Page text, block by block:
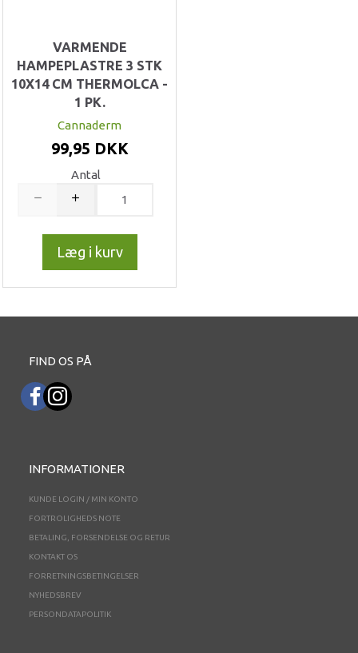
VARMENDE
HAMPEPLASTRE 3 STK
10X14 CM THERMOLCA -
1 PK.
Cannaderm
99,95 DKK
Antal
Læg i kurv
FIND OS PÅ
INFORMATIONER
KUNDE LOGIN / MIN KONTO
FORTROLIGHEDS NOTE
BETALING, FORSENDELSE OG RETUR
KONTAKT OS
FORRETNINGSBETINGELSER
NYHEDSBREV
PERSONDATAPOLITIK